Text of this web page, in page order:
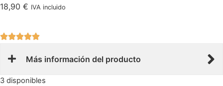
18,90 € IVA incluido
Más información del producto
3 disponibles